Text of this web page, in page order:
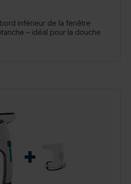
inférieur de la fenêtre
– idéal pour la douche